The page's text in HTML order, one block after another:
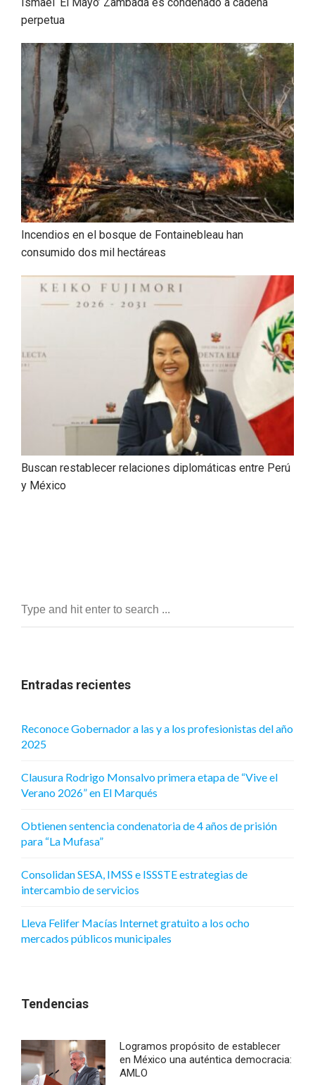
perpetua
Incendios en el bosque de Fontainebleau han
consumido dos mil hectáreas
Buscan restablecer relaciones diplomáticas entre Perú
y México
Entradas recientes
Reconoce Gobernador a las y a los profesionistas del año
2025
Clausura Rodrigo Monsalvo primera etapa de “Vive el
Verano 2026” en El Marqués
Obtienen sentencia condenatoria de 4 años de prisión
para “La Mufasa”
Consolidan SESA, IMSS e ISSSTE estrategias de
intercambio de servicios
Lleva Felifer Macías Internet gratuito a los ocho
mercados públicos municipales
Tendencias
Logramos propósito de establecer
en México una auténtica democracia:
AMLO